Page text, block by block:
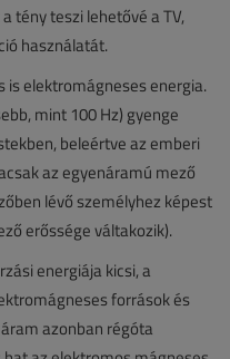
tény teszi lehetővé a TV,
használatát.
is elektromágneses energia.
mint 100 Hz) gyenge
beleértve az emberi
az egyenáramú mező
lévő személyhez képest
erőssége váltakozik).
energiája kicsi, a
források és
azonban régóta